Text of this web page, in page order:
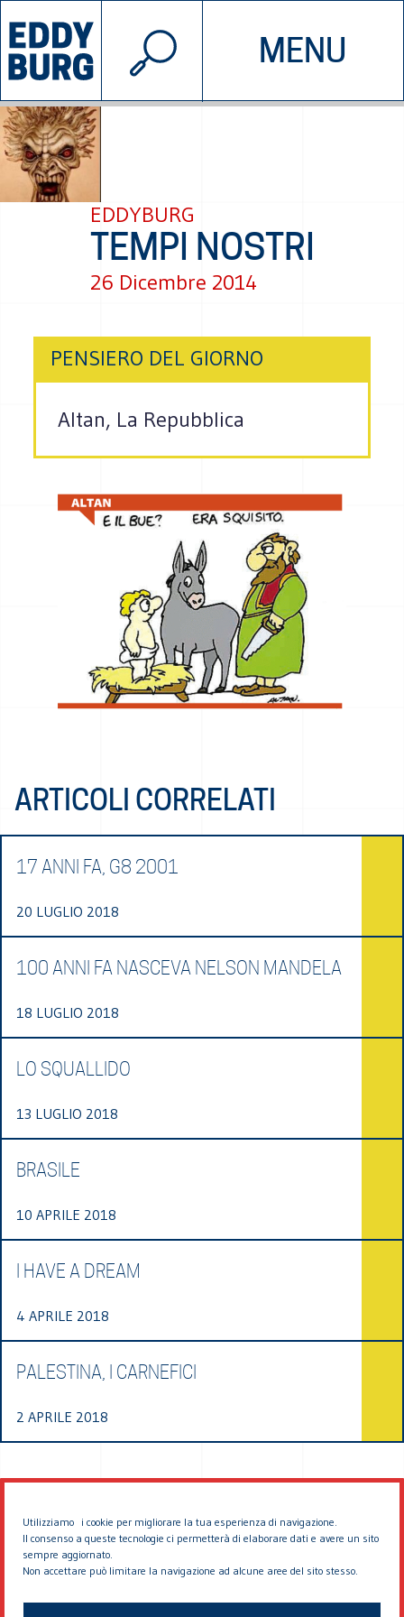
Utilizziamo i cookie per migliorare la tua esperienza di navigazione.
Il consenso a queste tecnologie ci permetterà di elaborare dati e avere un sito
sempre aggiornato.
Non accettare può limitare la navigazione ad alcune aree del sito stesso.
MENU
INIZIATIVE CHI SIAMO
SOSTIENICI
© 2026 EDDYBURG
EDDYBURG
TEMPI NOSTRI
26 Dicembre 2014
PENSIERO DEL GIORNO
Altan, La Repubblica
ARTICOLI CORRELATI
17 ANNI FA, G8 2001
20 LUGLIO 2018
100 ANNI FA NASCEVA NELSON MANDELA
18 LUGLIO 2018
LO SQUALLIDO
13 LUGLIO 2018
BRASILE
10 APRILE 2018
I HAVE A DREAM
4 APRILE 2018
PALESTINA, I CARNEFICI
2 APRILE 2018
© 2026 EDDYBURG